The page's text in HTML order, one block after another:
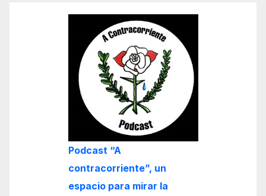
Podcast “A
contracorriente”, un
espacio para mirar la